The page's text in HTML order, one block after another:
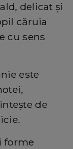
delicat și
căruia
cu sens
este
de
forme